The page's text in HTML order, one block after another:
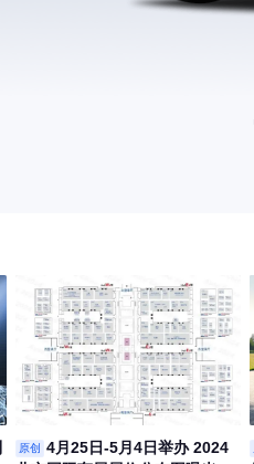
原创
4月25日-5月4日举办 2024